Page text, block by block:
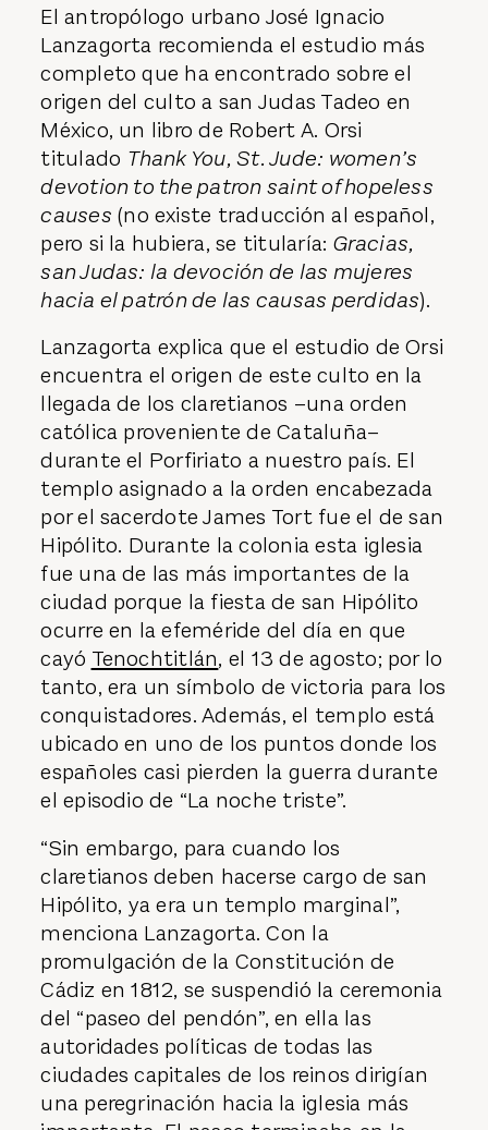
El antropólogo urbano José Ignacio
Lanzagorta recomienda el estudio más
completo que ha encontrado sobre el
origen del culto a san Judas Tadeo en
México, un libro de Robert A. Orsi
titulado Thank You, St. Jude: women’s
devotion to the patron saint of hopeless
causes (no existe traducción al español,
pero si la hubiera, se titularía: Gracias,
san Judas: la devoción de las mujeres
hacia el patrón de las causas perdidas).
Lanzagorta explica que el estudio de Orsi
encuentra el origen de este culto en la
llegada de los claretianos –una orden
católica proveniente de Cataluña–
durante el Porfiriato a nuestro país. El
templo asignado a la orden encabezada
por el sacerdote James Tort fue el de san
Hipólito. Durante la colonia esta iglesia
fue una de las más importantes de la
ciudad porque la fiesta de san Hipólito
ocurre en la efeméride del día en que
cayó Tenochtitlán, el 13 de agosto; por lo
tanto, era un símbolo de victoria para los
conquistadores. Además, el templo está
ubicado en uno de los puntos donde los
españoles casi pierden la guerra durante
el episodio de “La noche triste”.
“Sin embargo, para cuando los
claretianos deben hacerse cargo de san
Hipólito, ya era un templo marginal”,
menciona Lanzagorta. Con la
promulgación de la Constitución de
Cádiz en 1812, se suspendió la ceremonia
del “paseo del pendón”, en ella las
autoridades políticas de todas las
ciudades capitales de los reinos dirigían
una peregrinación hacia la iglesia más